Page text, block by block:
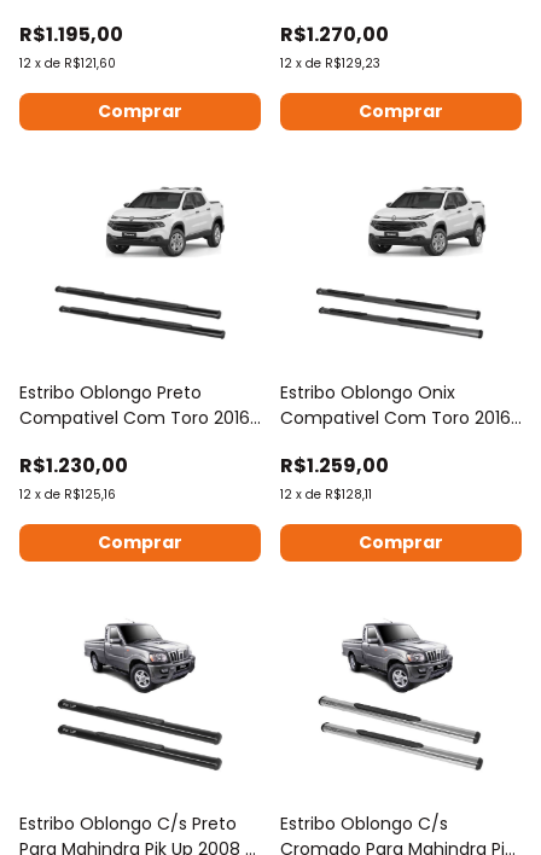
R$1.195,00
12 x de R$121,60
R$1.270,00
12 x de R$129,23
Estribo Oblongo Preto
Compativel Com Toro 2016
R$1.230,00
12 x de R$125,16
Estribo Oblongo Onix
Compativel Com Toro 2016
R$1.259,00
12 x de R$128,11
Estribo Oblongo C/s Preto
Para Mahindra Pik Up 2008 A
Estribo Oblongo C/s
Cromado Para Mahindra Pik